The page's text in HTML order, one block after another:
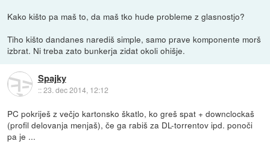
Kako kišto pa maš to, da maš tko hude probleme z glasnostjo?
Tiho kišto dandanes narediš simple, samo prave komponente morš
izbrat. Ni treba zato bunkerja zidat okoli ohišje.
Spajky
::23. dec 2014, 12:12
PC pokriješ z večjo kartonsko škatlo, ko greš spat + downclockaš
(profil delovanja menjaš), če ga rabiš za DL-torrentov ipd. ponoči
pa je ...